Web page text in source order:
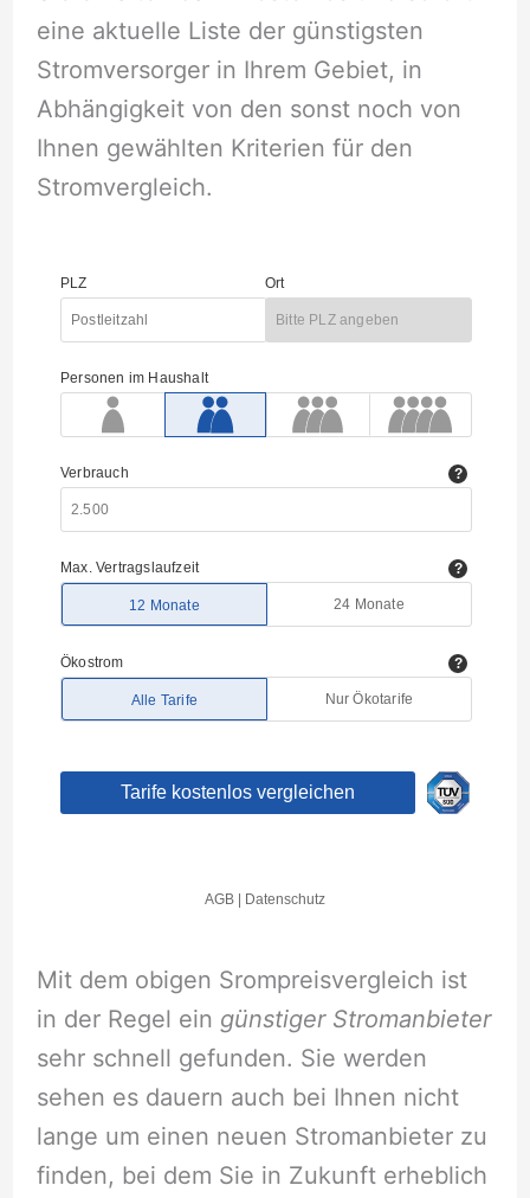
eine aktuelle Liste der günstigsten
Stromversorger in Ihrem Gebiet, in
Abhängigkeit von den sonst noch von
Ihnen gewählten Kriterien für den
Stromvergleich.
Mit dem obigen Srompreisvergleich ist
in der Regel ein günstiger Stromanbieter
sehr schnell gefunden. Sie werden
sehen es dauern auch bei Ihnen nicht
lange um einen neuen Stromanbieter zu
finden, bei dem Sie in Zukunft erheblich